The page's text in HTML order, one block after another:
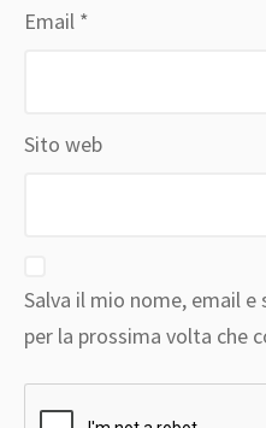
Email *
Sito web
Salva il mio nome, email
per la prossima volta che